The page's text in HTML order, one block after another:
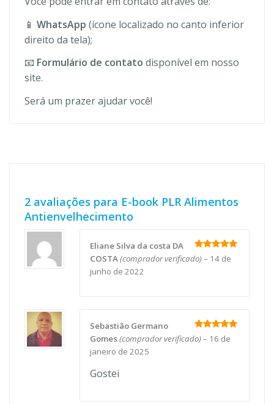
📱 WhatsApp (ícone localizado no canto inferior
direito da tela);
📧 Formulário de contato disponível em nosso
site.
Será um prazer ajudar você!
2 avaliações para E-book PLR Alimentos
Antienvelhecimento
Avaliação5
de 5
Eliane Silva da costa DA
COSTA(comprador verificado)– 14 de
junho de 2022
Avaliação
de 5
Sebastião Germano
Gomes(comprador verificado)– 16 de
janeiro de 2025
Gostei